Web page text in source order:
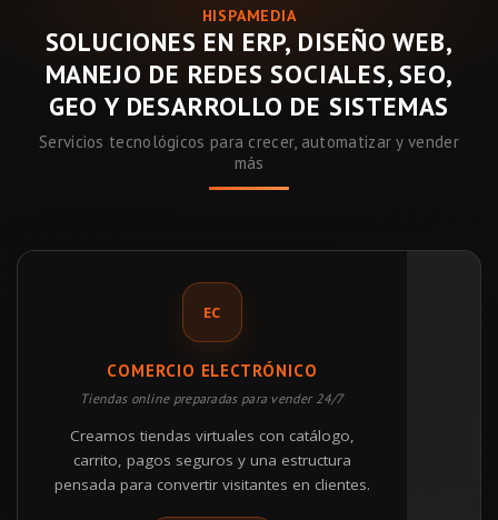
HISPAMEDIA
SOLUCIONES EN ERP, DISEÑO WEB,
MANEJO DE REDES SOCIALES, SEO,
GEO Y DESARROLLO DE SISTEMAS
Servicios tecnológicos para crecer, automatizar y vender
más
EC
COMERCIO ELECTRÓNICO
Tiendas online preparadas para vender 24/7
Creamos tiendas virtuales con catálogo,
carrito, pagos seguros y una estructura
pensada para convertir visitantes en clientes.